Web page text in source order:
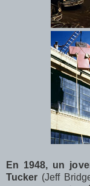
En 1948, un
Tucker (Jeff